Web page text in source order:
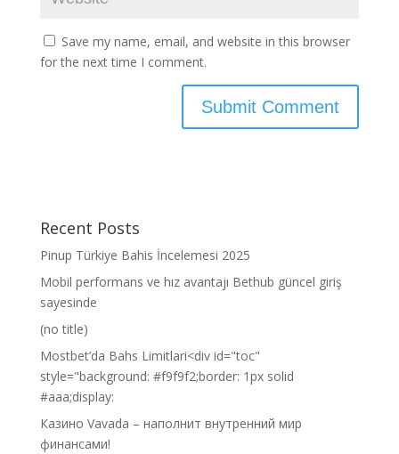
Save my name, email, and website in this browser
for the next time I comment.
Recent Posts
Pinup Türkiye Bahis İncelemesi 2025
Mobil performans ve hız avantajı Bethub güncel giriş
sayesinde
(no title)
Mostbet’da Bahs Limitlari<div id="toc"
style="background: #f9f9f2;border: 1px solid
#aaa;display:
Казино Vavada – наполнит внутренний мир
финансами!